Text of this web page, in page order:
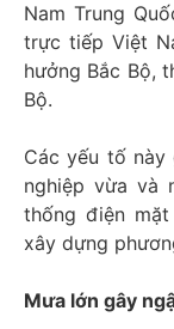
Nam Trung
trực tiếp Việt
hưởng Bắc Bộ,
Bộ.
Các yếu tố
nghiệp vừa và
thống điện
xây dựng
Mưa lớn gây